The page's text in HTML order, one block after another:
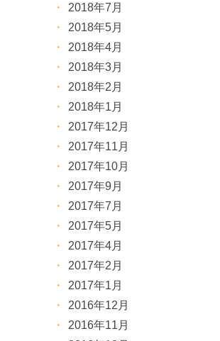
2018年7月
2018年5月
2018年4月
2018年3月
2018年2月
2018年1月
2017年12月
2017年11月
2017年10月
2017年9月
2017年7月
2017年5月
2017年4月
2017年2月
2017年1月
2016年12月
2016年11月